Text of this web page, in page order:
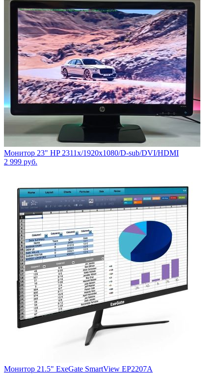
Монитор 23" HP 2311x/1920x1080/D-sub/DVI/HDMI
2 999 руб.
Монитор 21.5" ExeGate SmartView EP2207A